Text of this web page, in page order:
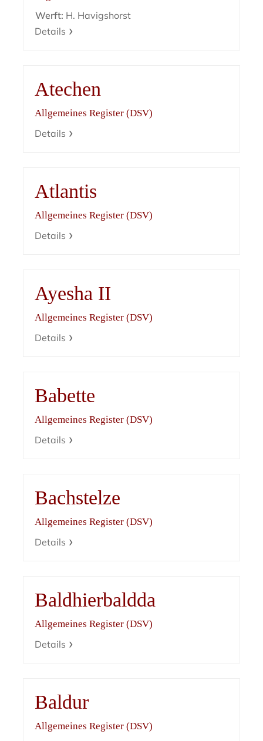
Werft: H. Havigshorst
Details
Atechen
Allgemeines Register (DSV)
Details
Atlantis
Allgemeines Register (DSV)
Details
Ayesha II
Allgemeines Register (DSV)
Details
Babette
Allgemeines Register (DSV)
Details
Bachstelze
Allgemeines Register (DSV)
Details
Baldhierbaldda
Allgemeines Register (DSV)
Details
Baldur
Allgemeines Register (DSV)